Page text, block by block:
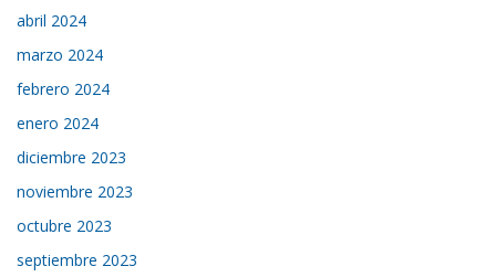
abril 2024
marzo 2024
febrero 2024
enero 2024
diciembre 2023
noviembre 2023
octubre 2023
septiembre 2023